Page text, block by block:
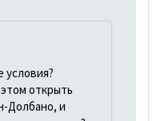
открыть
Долбано, и